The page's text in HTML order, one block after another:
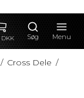
DKK Søg Menu
/ Cross Dele /